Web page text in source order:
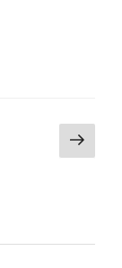
次
の